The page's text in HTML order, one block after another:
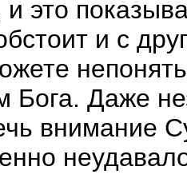
и это
и с
Бога. Даже
внимание